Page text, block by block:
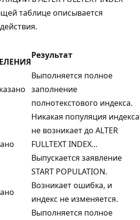
таблице описывается
Результат
Выполняется полное
заполнение
полнотекстового индекса.
Никакая популяция индекса
не возникает до ALTER
FULLTEXT INDEX...
Выпускается заявление
START POPULATION.
Возникает ошибка, и
индекс не изменяется.
Выполняется полное